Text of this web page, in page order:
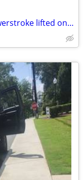
**blown motor** 2011 f250 6.7 powerstroke lifted on 40s